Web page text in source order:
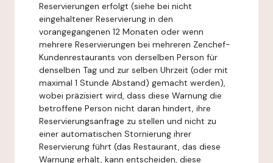
Reservierungen erfolgt (siehe bei nicht
eingehaltener Reservierung in den
vorangegangenen 12 Monaten oder wenn
mehrere Reservierungen bei mehreren Zenchef-
Kundenrestaurants von derselben Person für
denselben Tag und zur selben Uhrzeit (oder mit
maximal 1 Stunde Abstand) gemacht werden),
wobei präzisiert wird, dass diese Warnung die
betroffene Person nicht daran hindert, ihre
Reservierungsanfrage zu stellen und nicht zu
einer automatischen Stornierung ihrer
Reservierung führt (das Restaurant, das diese
Warnung erhält, kann entscheiden, diese